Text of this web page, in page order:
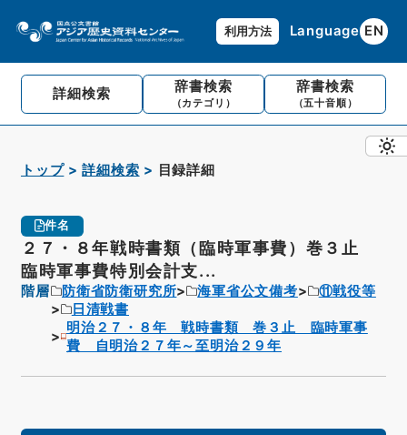
利用方法 Language EN
詳細検索 辞書検索
（カテゴリ）
辞書検索
（五十音順）
トップ 詳細検索 目録詳細
件名
２７・８年戦時書類（臨時軍事費）巻３止
臨時軍事費特別会計支...
階層 防衛省防衛研究所 海軍省公文備考
⑪戦役等
日清戦書
明治２７・８年 戦時書類 巻３止 臨時軍事
費 自明治２７年～至明治２９年